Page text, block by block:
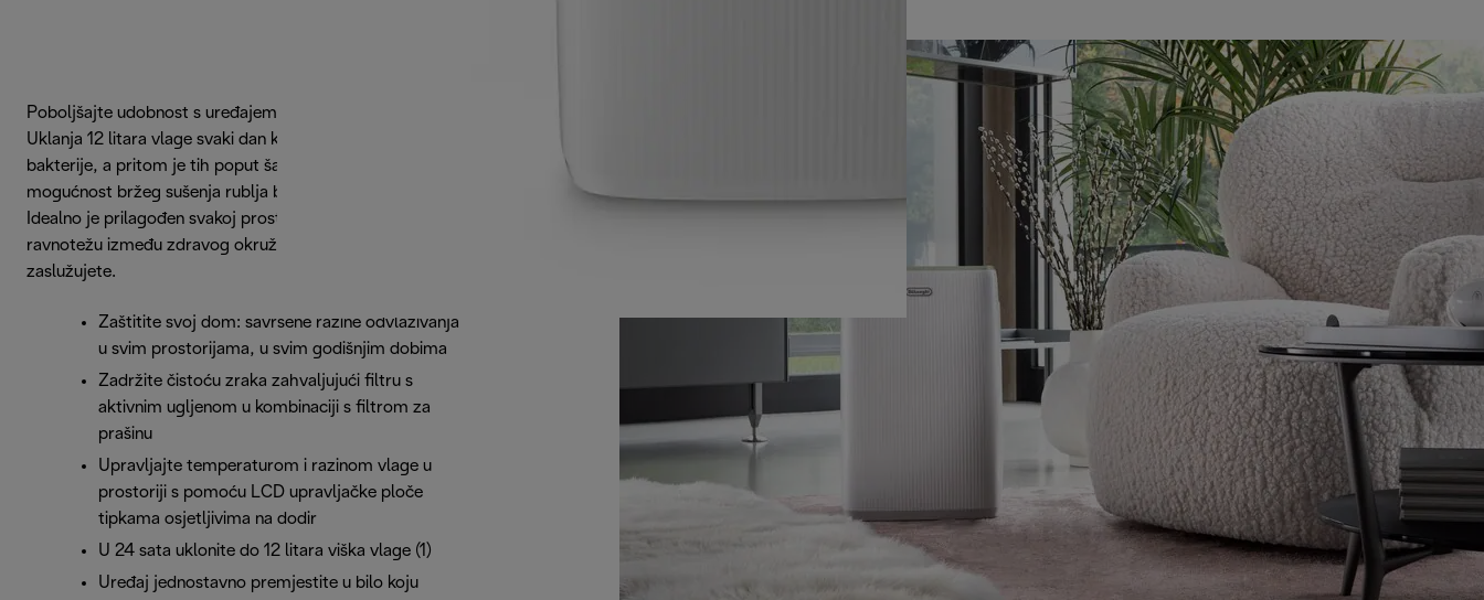
Poboljšajte udobnost s uređajem De'Longhi AriaDry Evo.
Uklanja 12 litara vlage svaki dan kako bi zaustavio plijesan i
bakterije, a pritom je tih poput šapta. Svidjet će vam se
mogućnost bržeg sušenja rublja bez pozadinske buke.
Idealno je prilagođen svakoj prostoriji, nudi savršenu
ravnotežu između zdravog okruženja i tišine koju
zaslužujete.
Zaštitite svoj dom: savršene razine odvlaživanja
u svim prostorijama, u svim godišnjim dobima
Zadržite čistoću zraka zahvaljujući filtru s
aktivnim ugljenom u kombinaciji s filtrom za
prašinu
Upravljajte temperaturom i razinom vlage u
prostoriji s pomoću LCD upravljačke ploče
tipkama osjetljivima na dodir
U 24 sata uklonite do 12 litara viška vlage (1)
Uređaj jednostavno premjestite u bilo koju